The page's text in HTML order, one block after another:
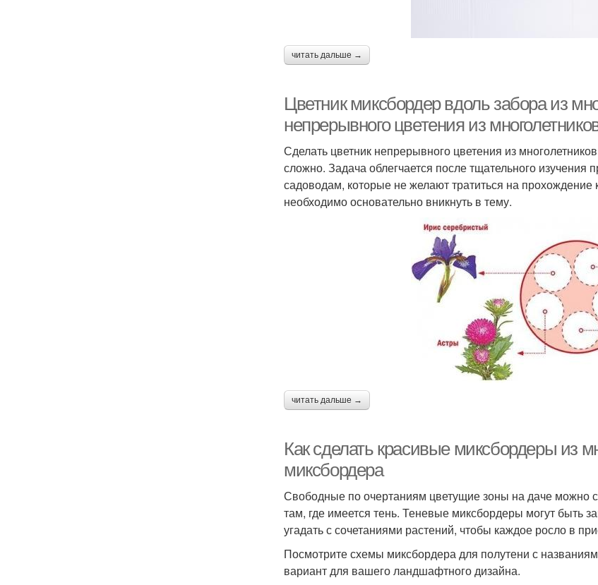
читать дальше →
Цветник миксбордер вдоль забора из
непрерывного цветения из
Сделать цветник непрерывного цветения из
сложно. Задача облегчается после тщательного
садоводам, которые не желают тратиться на
необходимо основательно вникнуть в тему.
читать дальше →
Как сделать красивые миксбордеры из
миксбордера
Свободные по очертаниям цветущие зоны на даче можно
там, где имеется тень. Теневые миксбордеры могут быть
угадать с сочетаниями растений, чтобы каждое росло в
Посмотрите схемы миксбордера для полутени с
вариант для вашего ландшафтного дизайна.